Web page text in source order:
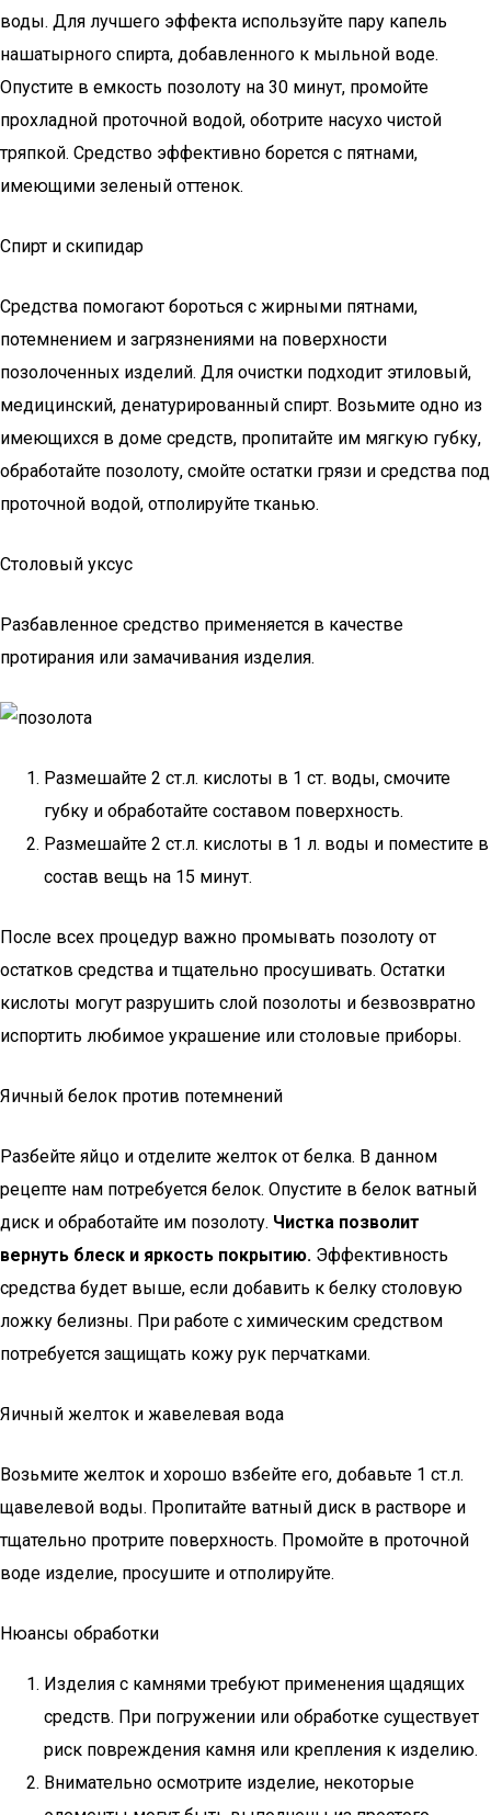
воды. Для лучшего эффекта используйте пару капель
нашатырного спирта, добавленного к мыльной воде.
Опустите в емкость позолоту на 30 минут, промойте
прохладной проточной водой, оботрите насухо чистой
тряпкой. Средство эффективно борется с пятнами,
имеющими зеленый оттенок.
Спирт и скипидар
Средства помогают бороться с жирными пятнами,
потемнением и загрязнениями на поверхности
позолоченных изделий. Для очистки подходит этиловый,
медицинский, денатурированный спирт. Возьмите одно из
имеющихся в доме средств, пропитайте им мягкую губку,
обработайте позолоту, смойте остатки грязи и средства под
проточной водой, отполируйте тканью.
Столовый уксус
Разбавленное средство применяется в качестве
протирания или замачивания изделия.
Размешайте 2 ст.л. кислоты в 1 ст. воды, смочите
губку и обработайте составом поверхность.
Размешайте 2 ст.л. кислоты в 1 л. воды и поместите в
состав вещь на 15 минут.
После всех процедур важно промывать позолоту от
остатков средства и тщательно просушивать. Остатки
кислоты могут разрушить слой позолоты и безвозвратно
испортить любимое украшение или столовые приборы.
Яичный белок против потемнений
Разбейте яйцо и отделите желток от белка. В данном
рецепте нам потребуется белок. Опустите в белок ватный
диск и обработайте им позолоту. Чистка позволит
вернуть блеск и яркость покрытию. Эффективность
средства будет выше, если добавить к белку столовую
ложку белизны. При работе с химическим средством
потребуется защищать кожу рук перчатками.
Яичный желток и жавелевая вода
Возьмите желток и хорошо взбейте его, добавьте 1 ст.л.
щавелевой воды. Пропитайте ватный диск в растворе и
тщательно протрите поверхность. Промойте в проточной
воде изделие, просушите и отполируйте.
Нюансы обработки
Изделия с камнями требуют применения щадящих
средств. При погружении или обработке существует
риск повреждения камня или крепления к изделию.
Внимательно осмотрите изделие, некоторые